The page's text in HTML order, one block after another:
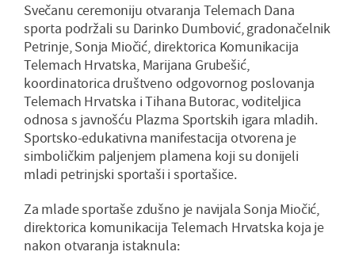
Svečanu ceremoniju otvaranja Telemach Dana
sporta podržali su Darinko Dumbović, gradonačelnik
Petrinje, Sonja Miočić, direktorica Komunikacija
Telemach Hrvatska, Marijana Grubešić,
koordinatorica društveno odgovornog poslovanja
Telemach Hrvatska i Tihana Butorac, voditeljica
odnosa s javnošću Plazma Sportskih igara mladih.
Sportsko-edukativna manifestacija otvorena je
simboličkim paljenjem plamena koji su donijeli
mladi petrinjski sportaši i sportašice.
Za mlade sportaše zdušno je navijala Sonja Miočić,
direktorica komunikacija Telemach Hrvatska koja je
nakon otvaranja istaknula: